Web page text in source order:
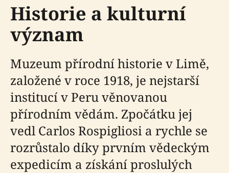
Historie a kulturní
význam
Muzeum přírodní historie v Limě,
založené v roce 1918, je nejstarší
institucí v Peru věnovanou
přírodním vědám. Zpočátku jej
vedl Carlos Rospigliosi a rychle se
rozrůstalo díky prvním vědeckým
expedicím a získání proslulých